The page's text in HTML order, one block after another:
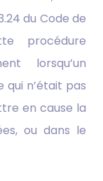
du Code de
procédure
lorsqu’un
n’était pas
en cause la
ou dans le